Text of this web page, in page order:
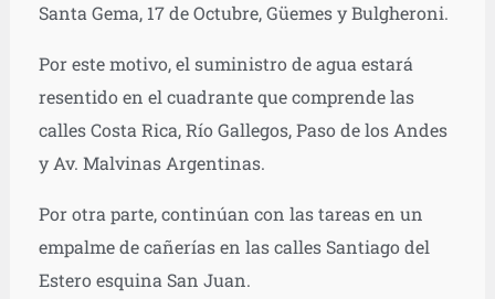
Santa Gema, 17 de Octubre, Güemes y Bulgheroni.
Por este motivo, el suministro de agua estará
resentido en el cuadrante que comprende las
calles Costa Rica, Río Gallegos, Paso de los Andes
y Av. Malvinas Argentinas.
Por otra parte, continúan con las tareas en un
empalme de cañerías en las calles Santiago del
Estero esquina San Juan.